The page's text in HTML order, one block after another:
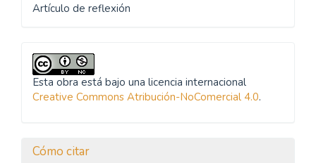
Artículo de reflexión
Esta obra está bajo una licencia internacional
Creative Commons Atribución-NoComercial 4.0.
Cómo citar